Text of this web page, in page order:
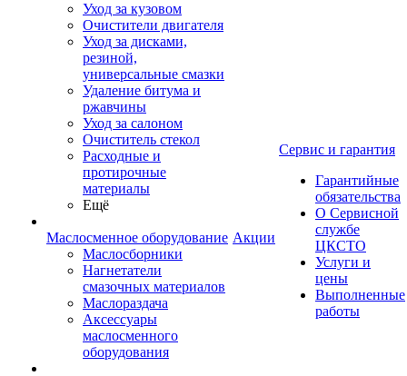
Уход за кузовом
Очистители двигателя
Уход за дисками,
резиной,
универсальные смазки
Удаление битума и
ржавчины
Уход за салоном
Очиститель стекол
Расходные и
протирочные
материалы
Ещё
Маслосменное оборудование
Маслосборники
Нагнетатели
смазочных материалов
Маслораздача
Аксессуары
маслосменного
оборудования
Акции
Сервис и гарантия
Гарантийные
обязательства
О Сервисной
службе
ЦКСТО
Услуги и
цены
Выполненные
работы